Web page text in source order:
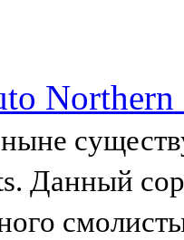
Northern
Данный